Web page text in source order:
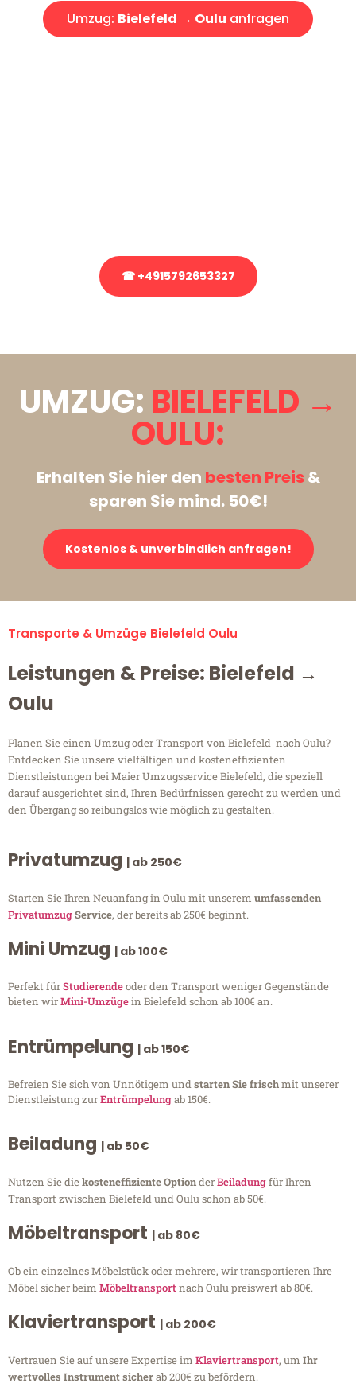
Umzug: Bielefeld → Oulu anfragen
☎ +4915792653327
UMZUG: BIELEFELD →
OULU:
Erhalten Sie hier den besten Preis&
sparen Sie mind. 50€!
Kostenlos & unverbindlich anfragen!
Transporte & Umzüge Bielefeld Oulu
Leistungen & Preise: Bielefeld →
Oulu
Planen Sie einen Umzug oder Transport von Bielefeld nach Oulu?
Entdecken Sie unsere vielfältigen und kosteneffizienten
Dienstleistungen bei Maier Umzugsservice Bielefeld, die speziell
darauf ausgerichtet sind, Ihren Bedürfnissen gerecht zu werden und
den Übergang so reibungslos wie möglich zu gestalten.
Privatumzug | ab 250€
Starten Sie Ihren Neuanfang in Oulu mit unserem umfassenden
PrivatumzugService, der bereits ab 250€ beginnt.
Mini Umzug | ab 100€
Perfekt fürStudierendeoder den Transport weniger Gegenstände
bieten wirMini-Umzügein Bielefeld schon ab 100€ an.
Entrümpelung | ab 150€
Befreien Sie sich von Unnötigem undstarten Sie frischmit unserer
Dienstleistung zurEntrümpelungab 150€.
Beiladung | ab 50€
Nutzen Sie diekosteneffiziente OptionderBeiladungfür Ihren
Transport zwischen Bielefeld und Oulu schon ab 50€.
Möbeltransport | ab 80€
Ob ein einzelnes Möbelstück oder mehrere, wir transportieren Ihre
Möbel sicher beim Möbeltransportnach Oulu preiswert ab 80€.
Klaviertransport | ab 200€
Vertrauen Sie auf unsere Expertise im Klaviertransport, um Ihr
wertvolles Instrument sicherab 200€ zu befördern.